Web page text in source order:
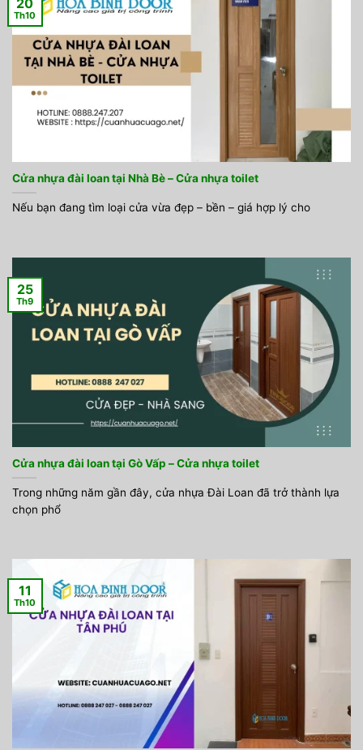
Cửa nhựa đài loan tại Nhà Bè – Cửa nhựa toilet
Nếu bạn đang tìm loại cửa vừa đẹp – bền – giá hợp lý cho
Th10
Cửa nhựa đài loan tại Gò Vấp – Cửa nhựa toilet
Trong những năm gần đây, cửa nhựa Đài Loan đã trở thành lựa
chọn phổ
25
Th9
11
Th10